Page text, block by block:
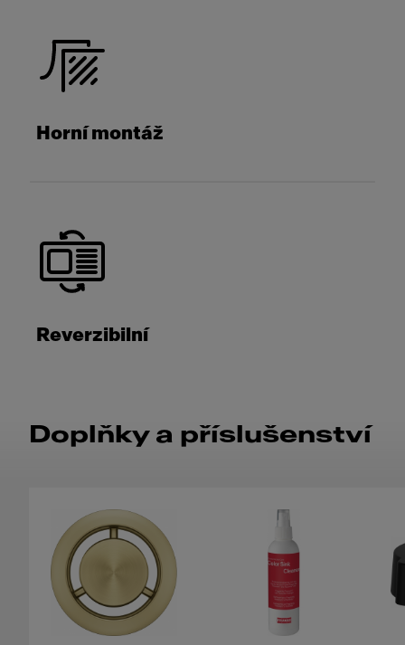
Horní montáž
Reverzibilní
Doplňky a příslušenství